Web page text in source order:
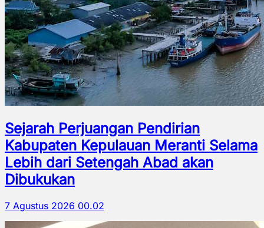
Sejarah Perjuangan Pendirian
Kabupaten Kepulauan Meranti Selama
Lebih dari Setengah Abad akan
Dibukukan
7 Agustus 2026 00.02